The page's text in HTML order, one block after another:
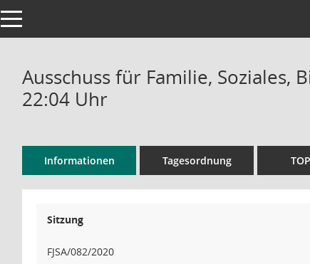
Toggle navigation
Ausschuss für Familie, Soziales,
22:04 Uhr
Informationen Tagesordnung
Sitzung
FJSA/082/2020